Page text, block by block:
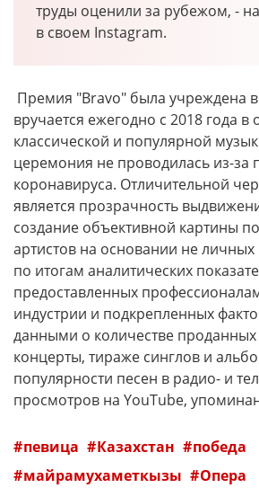
труды оценили за рубежом, -
в своем Instagram.
Премия "Bravo" была учреждена в
вручается ежегодно с 2018 года в
классической и популярной
церемония не проводилась из-за
коронавируса. Отличительной
является прозрачность
создание объективной картины
артистов на основании не
по итогам аналитических
предоставленных
индустрии и подкрепленных
данными о количестве проданных
концерты, тираже синглов и
популярности песен в радио- и
просмотров на YouTube,
певица Казахстан
победа
майрамухаметкызы
Опера